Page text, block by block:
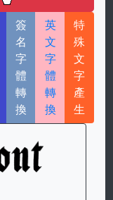
簽
名
字
體
轉
換
英
文
字
體
轉
換
特
殊
文
字
產
生